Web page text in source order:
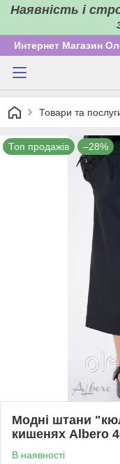
Наявність і
Интернет Магазин
Товари та
Топ продажів –28%
Модні штани
кишенях Albero
В наявності